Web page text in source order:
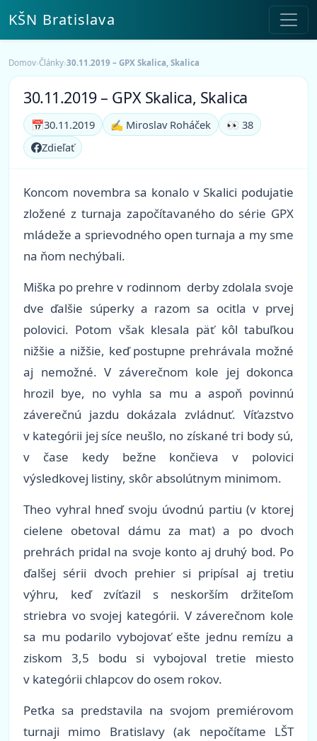
KŠN Bratislava
Domov›Články›30.11.2019 – GPX Skalica, Skalica
30.11.2019 – GPX Skalica, Skalica
📅30.11.2019 ✍️ Miroslav Roháček
👀 38
Zdieľať
Koncom novembra sa konalo v Skalici podujatie
zložené z turnaja započítavaného do série GPX
mládeže a sprievodného open turnaja a my sme
na ňom nechýbali.
Miška po prehre v rodinnom derby zdolala svoje
dve ďalšie súperky a razom sa ocitla v prvej
polovici. Potom však klesala päť kôl tabuľkou
nižšie a nižšie, keď postupne prehrávala možné
aj nemožné. V záverečnom kole jej dokonca
hrozil bye, no vyhla sa mu a aspoň povinnú
záverečnú jazdu dokázala zvládnuť. Víťazstvo
v kategórii jej síce neušlo, no získané tri body sú,
v čase kedy bežne končieva v polovici
výsledkovej listiny, skôr absolútnym minimom.
Theo vyhral hneď svoju úvodnú partiu (v ktorej
cielene obetoval dámu za mat) a po dvoch
prehrách pridal na svoje konto aj druhý bod. Po
ďalšej sérii dvoch prehier si pripísal aj tretiu
výhru, keď zvíťazil s neskorším držiteľom
striebra vo svojej kategórii. V záverečnom kole
sa mu podarilo vybojovať ešte jednu remízu a
ziskom 3,5 bodu si vybojoval tretie miesto
v kategórii chlapcov do osem rokov.
Peťka sa predstavila na svojom premiérovom
turnaji mimo Bratislavy (ak nepočítame LŠT